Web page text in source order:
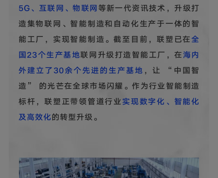
5G、互联网、物联网等新一代资讯技术，升级打
造集物联网、智能制造和自动化生产于一体的智
能工厂，实现智能制造。截至目前，联塑已在全
国23个生产基地联网升级打造智能工厂，在海内
外建立了30余个先进的生产基地 ，让 “中国智
造” 的光芒在全球市场闪耀。作为行业智能制造
标杆，联塑正带领管道行业实现数字化、智能化
及高效化的转型升级。